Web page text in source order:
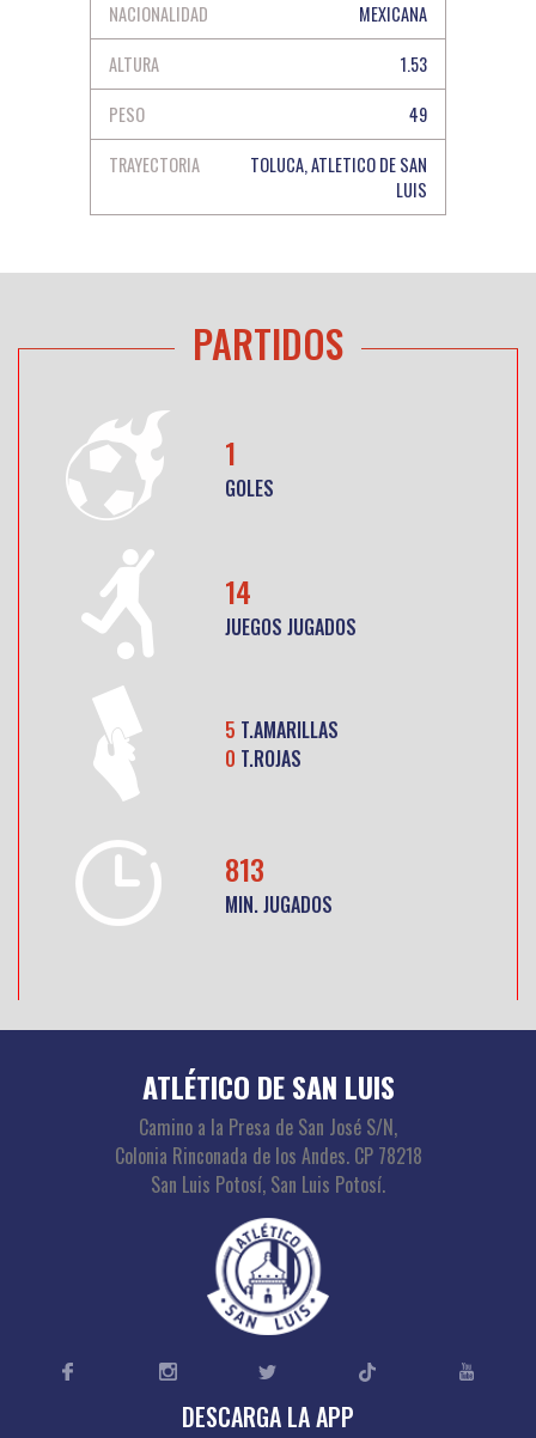
NACIONALIDAD
MEXICANA
ALTURA
1.53
PESO
49
TRAYECTORIA
TOLUCA, ATLETICO DE SAN
LUIS
PARTIDOS
1
GOLES
14
JUEGOS JUGADOS
5 T.AMARILLAS
0 T.ROJAS
813
MIN. JUGADOS
ATLÉTICO DE SAN LUIS
Camino a la Presa de San José S/N,
Colonia Rinconada de los Andes. CP 78218
San Luis Potosí, San Luis Potosí.
DESCARGA LA APP